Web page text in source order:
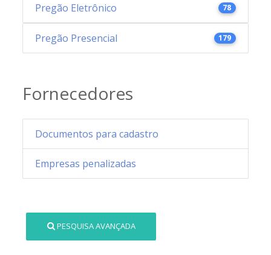
Pregão Eletrônico 78
Pregão Presencial 179
Fornecedores
Documentos para cadastro
Empresas penalizadas
PESQUISA AVANÇADA